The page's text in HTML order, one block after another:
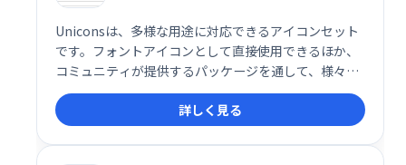
Uniconsは、多様な用途に対応できるアイコンセット
です。フォントアイコンとして直接使用できるほか、
コミュニティが提供するパッケージを通して、様々な
方法で活用できます。デザインや開発を効率化し、洗
練された表現を可能にする強力なツールです。
詳しく見る